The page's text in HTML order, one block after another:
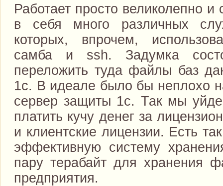
Работает просто великолепно и
в себя много различных
которых, впрочем,
самба и ssh. Задумка
переложить туда файлы баз
1с. В идеале было бы неплохо
сервер защиты 1с. Так мы
платить кучу денег за
и клиентские лицензии. Есть
эффективную систему
пару терабайт для хранения
предприятия.